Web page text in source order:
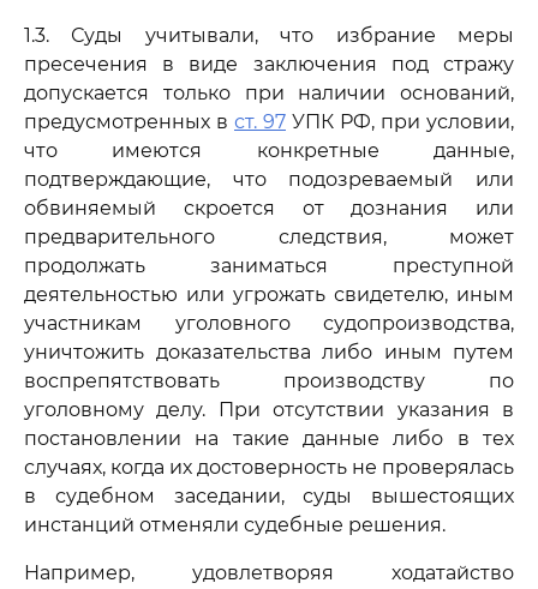
1.3. Суды учитывали, что избрание меры
пресечения в виде заключения под стражу
допускается только при наличии оснований,
предусмотренных в ст. 97 УПК РФ, при условии,
что имеются конкретные данные,
подтверждающие, что подозреваемый или
обвиняемый скроется от дознания или
предварительного следствия, может
продолжать заниматься преступной
деятельностью или угрожать свидетелю, иным
участникам уголовного судопроизводства,
уничтожить доказательства либо иным путем
воспрепятствовать производству по
уголовному делу. При отсутствии указания в
постановлении на такие данные либо в тех
случаях, когда их достоверность не проверялась
в судебном заседании, суды вышестоящих
инстанций отменяли судебные решения.
Например, удовлетворяя ходатайство